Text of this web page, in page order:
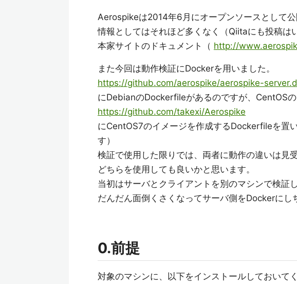
Aerospikeは2014年6月にオープンソースとして公
情報としてはそれほど多くなく（Qiitaにも投稿は
本家サイトのドキュメント（ http://
また今回は動作検証にDockerを用いました。
https://github.com/aerospike/aerospike-
にDebianのDockerfileがあるのですが、CentOSの
https://github.com/takexi/Aerospike
にCentOS7のイメージを作成するDockerfileを置
す）
検証で使用した限りでは、両者に動作の違いは見
どちらを使用しても良いかと思います。
当初はサーバとクライアントを別のマシンで検証
だんだん面倒くさくなってサーバ側をDockerにし
0.前提
対象のマシンに、以下をインストールしておいて